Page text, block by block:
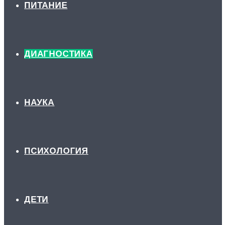
ПИТАНИЕ
ДИАГНОСТИКА
НАУКА
ПСИХОЛОГИЯ
ДЕТИ